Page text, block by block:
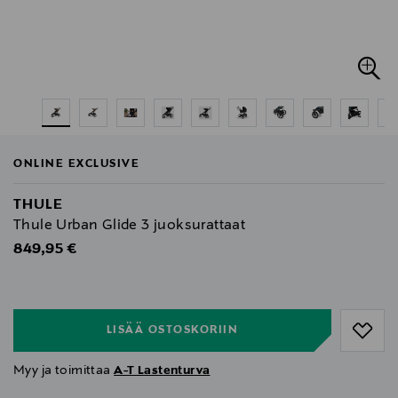
ONLINE EXCLUSIVE
THULE
Thule Urban Glide 3 juoksurattaat
Original Price
849,95 €
LISÄÄ OSTOSKORIIN
Myy ja toimittaaA-T Lastenturva